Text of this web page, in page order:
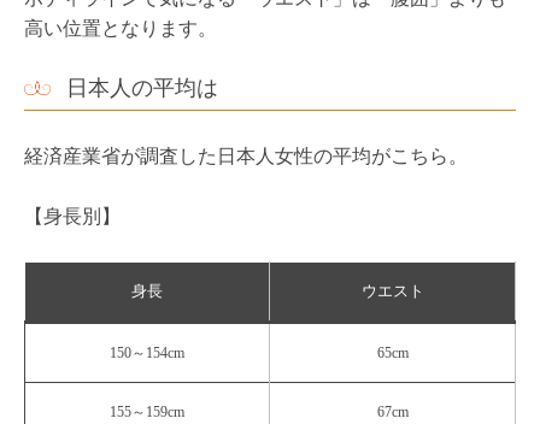
高い位置となります。
日本人の平均は
経済産業省が調査した日本人女性の平均がこちら。
【身長別】
身長 ウエスト
150～154cm 65cm
155～159cm 67cm